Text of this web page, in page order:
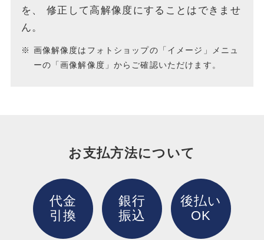
を、
修正して高解像度にすることはできませ
ん。
画像解像度はフォトショップの「イメージ」メニュ
ーの「画像解像度」からご確認いただけます。
お支払方法について
代金
引換
銀行
振込
後払い
OK